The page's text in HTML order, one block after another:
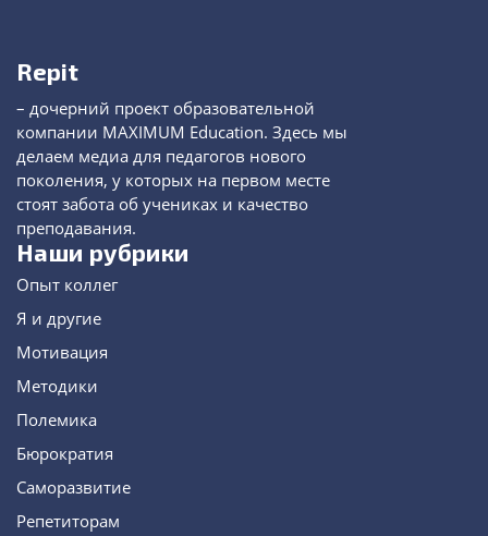
Repit
– дочерний проект образовательной
компании MAXIMUM Education. Здесь мы
делаем медиа для педагогов нового
поколения, у которых на первом месте
стоят забота об учениках и качество
преподавания.
Наши рубрики
Опыт коллег
Я и другие
Мотивация
Методики
Полемика
Бюрократия
Саморазвитие
Репетиторам